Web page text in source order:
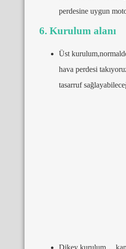
perdesine uygun
6. Kurulum alanı
Üst
hava perdesi
tasarruf
Dikey kurulum，